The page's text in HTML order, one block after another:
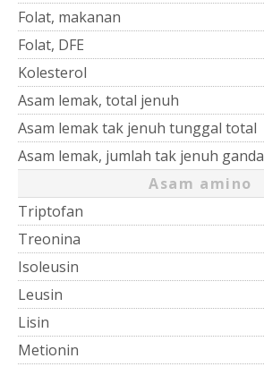
Folat, makanan
Folat, DFE
Kolesterol
Asam lemak, total jenuh
Asam lemak tak jenuh tunggal total
Asam lemak, jumlah tak jenuh ganda
Asam amino
Triptofan
Treonina
Isoleusin
Leusin
Lisin
Metionin